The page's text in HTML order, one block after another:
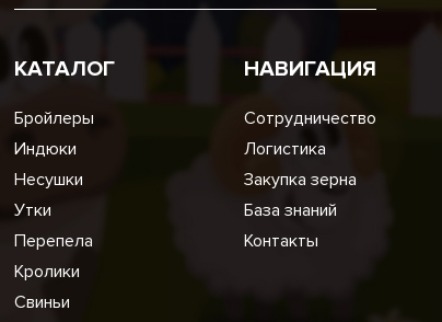
КАТАЛОГ
Бройлеры
Индюки
Несушки
Утки
Перепела
Кролики
Свиньи
НАВИГАЦИЯ
Сотрудничество
Логистика
Закупка зерна
База знаний
Контакты